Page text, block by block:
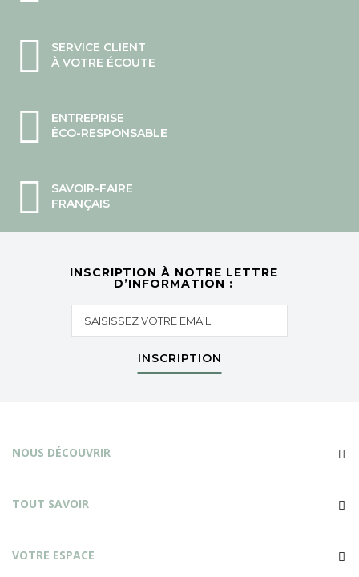
SERVICE CLIENT
À VOTRE ÉCOUTE
ENTREPRISE
ÉCO-RESPONSABLE
SAVOIR-FAIRE
FRANÇAIS
INSCRIPTION À NOTRE LETTRE
D’INFORMATION :
INSCRIPTION
NOUS DÉCOUVRIR
TOUT SAVOIR
VOTRE ESPACE